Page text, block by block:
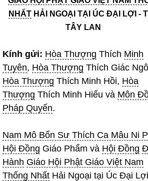
NHẤTHẢI NGOẠI TẠI ÚC ĐẠI LỢI -
TÂY LAN
Kính gửi: Hòa Thượng Thích Minh
Tuyên, Hòa Thượng Thích Giác
Hòa Thượng Thích Minh Hồi, Hòa
Thượng Thích Minh Hiếu và Môn
Pháp Quyến.
Nam Mô Bổn Sư Thích Ca Mâu Ni
Hội Đồng Giáo Phẩm và Hội Đồng
Hành Giáo Hội Phật Giáo Việt Nam
Thống Nhất Hải Ngoại tại Úc Đại